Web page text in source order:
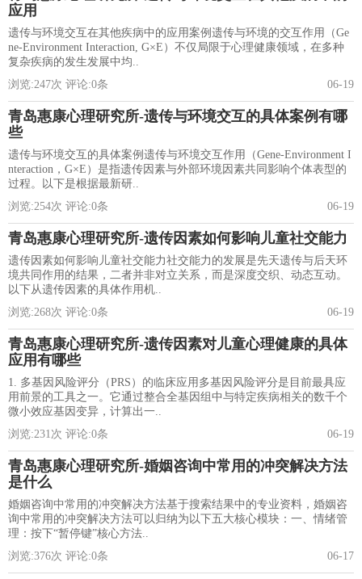
应用
遗传与环境交互在其他疾病中的应用案例遗传与环境的交互作用（Ge
ne-Environment Interaction, G×E）不仅局限于心理健康领域，在多种
复杂疾病的发生发展中均..
浏览:247次 评论:0条 06-19
青岛惠康心理研究所-遗传与环境交互的具体案例有哪
些
遗传与环境交互的具体案例遗传与环境交互作用（Gene-Environment I
nteraction，G×E）是指遗传因素与外部环境因素共同影响个体表型的
过程。以下是根据最新研..
浏览:254次 评论:0条 06-19
青岛惠康心理研究所-遗传因素如何影响儿童社交能力
遗传因素如何影响儿童社交能力社交能力的发展是先天遗传与后天环
境共同作用的结果，二者并非对立关系，而是深度交织、动态互动。
以下从遗传因素的具体作用机..
浏览:268次 评论:0条 06-19
青岛惠康心理研究所-遗传因素对儿童心理健康的具体
应用有哪些
1. 多基因风险评分（PRS）的临床应用多基因风险评分是目前最具应
用前景的工具之一。它通过整合全基因组中与特定疾病相关的数千个
微小效应基因变异，计算出一..
浏览:231次 评论:0条 06-19
青岛惠康心理研究所-婚姻咨询中常用的冲突解决方法
是什么
婚姻咨询中常用的冲突解决方法基于搜索结果中的专业资料，婚姻咨
询中常用的冲突解决方法可以归纳为以下五大核心模块：一、情绪管
理：按下“暂停键”核心方法..
浏览:376次 评论:0条 06-17